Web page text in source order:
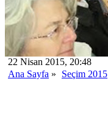
22 Nisan 2015, 20:48
Ana Sayfa » Seçim 2015